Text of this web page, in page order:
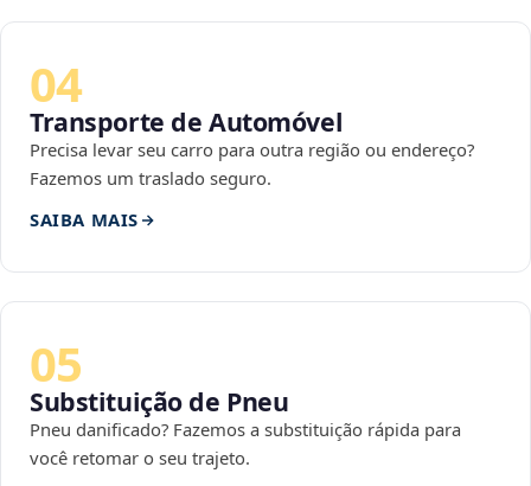
04
Transporte de Automóvel
Precisa levar seu carro para outra região ou endereço?
Fazemos um traslado seguro.
SAIBA MAIS
05
Substituição de Pneu
Pneu danificado? Fazemos a substituição rápida para
você retomar o seu trajeto.